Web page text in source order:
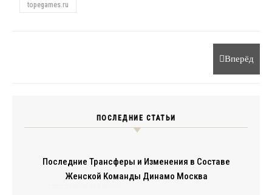
topegames.ru
Вперёд
ПОСЛЕДНИЕ СТАТЬИ
Последние Трансферы и Изменения в Составе
Женской Команды Динамо Москва